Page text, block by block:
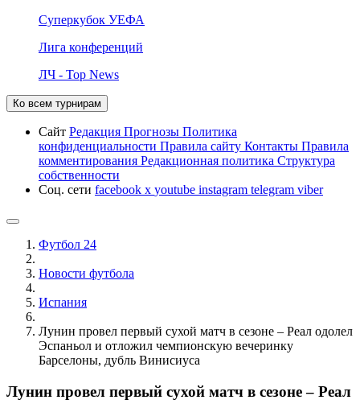
Суперкубок УЕФА
Лига конференций
ЛЧ - Top News
Ко всем турнирам
Сайт Редакция Прогнозы Политика
конфиденциальности Правила сайту Контакты Правила
комментирования Редакционная политика Структура
собственности
Соц. сети facebook x youtube instagram telegram viber
Футбол 24
Новости футбола
Испания
Лунин провел первый сухой матч в сезоне – Реал одолел
Эспаньол и отложил чемпионскую вечеринку
Барселоны, дубль Винисиуса
Лунин провел первый сухой матч в сезоне – Реал